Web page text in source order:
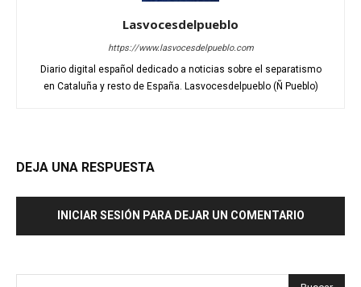
Lasvocesdelpueblo
https://www.lasvocesdelpueblo.com
Diario digital español dedicado a noticias sobre el separatismo
en Cataluña y resto de España. Lasvocesdelpueblo (Ñ Pueblo)
DEJA UNA RESPUESTA
INICIAR SESIÓN PARA DEJAR UN COMENTARIO